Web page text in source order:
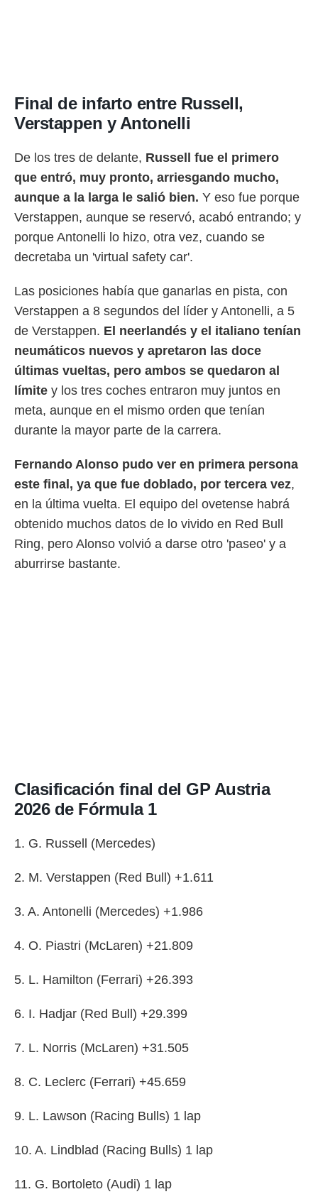
Final de infarto entre Russell,
Verstappen y Antonelli
De los tres de delante, Russell fue el primero
que entró, muy pronto, arriesgando mucho,
aunque a la larga le salió bien. Y eso fue porque
Verstappen, aunque se reservó, acabó entrando; y
porque Antonelli lo hizo, otra vez, cuando se
decretaba un 'virtual safety car'.
Las posiciones había que ganarlas en pista, con
Verstappen a 8 segundos del líder y Antonelli, a 5
de Verstappen. El neerlandés y el italiano tenían
neumáticos nuevos y apretaron las doce
últimas vueltas, pero ambos se quedaron al
límite y los tres coches entraron muy juntos en
meta, aunque en el mismo orden que tenían
durante la mayor parte de la carrera.
Fernando Alonso pudo ver en primera persona
este final , ya que fue doblado, por tercera vez,
en la última vuelta. El equipo del ovetense habrá
obtenido muchos datos de lo vivido en Red Bull
Ring, pero Alonso volvió a darse otro 'paseo' y a
aburrirse bastante.
Clasificación final del GP Austria
2026 de Fórmula 1
1. G. Russell (Mercedes)
2. M. Verstappen (Red Bull) +1.611
3. A. Antonelli (Mercedes) +1.986
4. O. Piastri (McLaren) +21.809
5. L. Hamilton (Ferrari) +26.393
6. I. Hadjar (Red Bull) +29.399
7. L. Norris (McLaren) +31.505
8. C. Leclerc (Ferrari) +45.659
9. L. Lawson (Racing Bulls) 1 lap
10. A. Lindblad (Racing Bulls) 1 lap
11. G. Bortoleto (Audi) 1 lap